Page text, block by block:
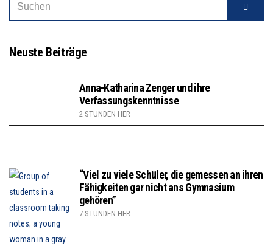
Neuste Beiträge
Anna-Katharina Zenger und ihre
Verfassungskenntnisse
2 STUNDEN HER
“Viel zu viele Schüler, die gemessen an ihren
Fähigkeiten gar nicht ans Gymnasium
gehören”
7 STUNDEN HER